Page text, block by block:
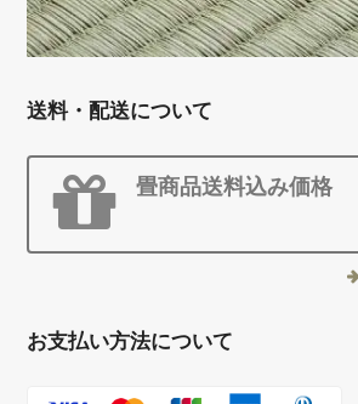
送料・配送について
畳商品送料込み価格
お支払い方法について